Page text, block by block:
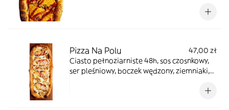
Pizza Na Polu
47,00 zł
Ciasto pełnoziarniste 48h, sos czosnkowy,
ser pleśniowy, boczek wędzony, ziemniaki,